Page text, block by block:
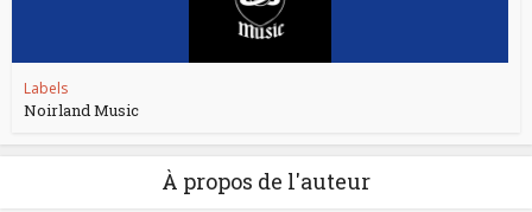
Labels
Noirland Music
À propos de l'auteur